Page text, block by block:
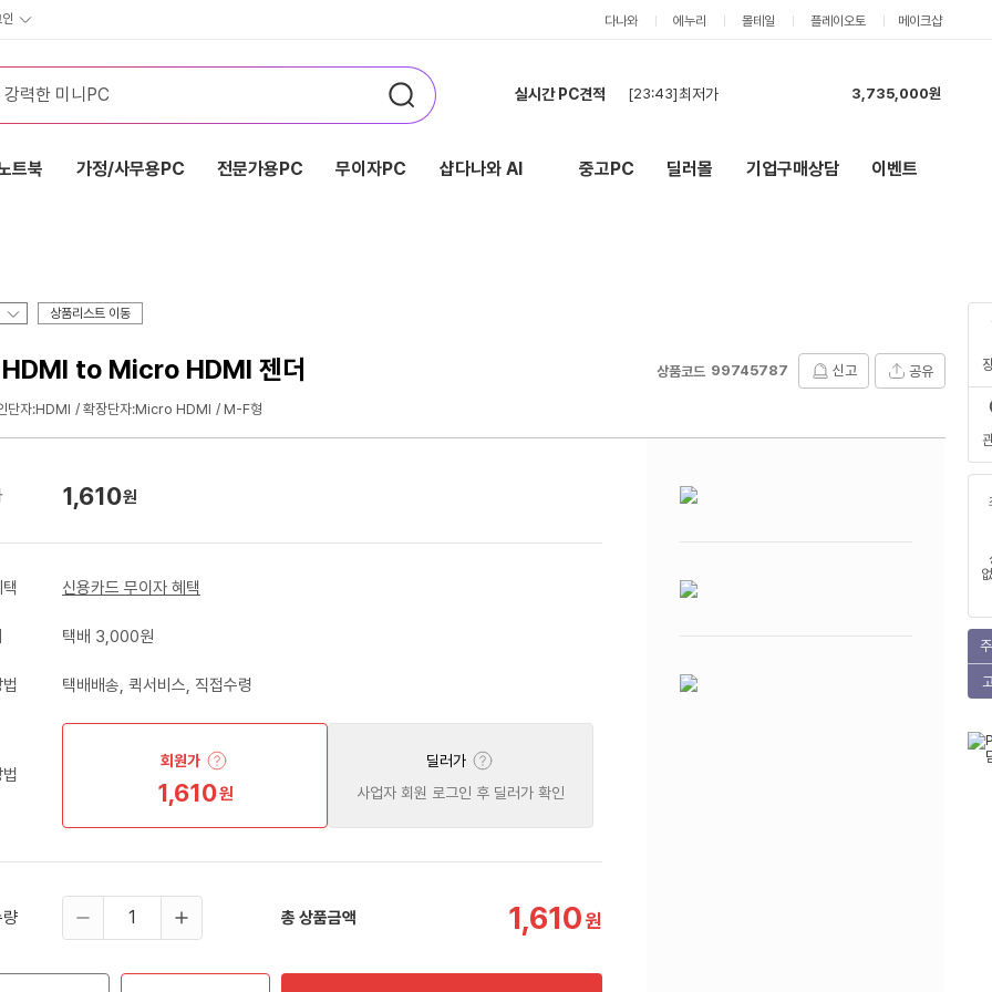
다나와 에누리 몰테일 플레이오토 메이크샵
실시간 PC견적 [23:37]견적신청
1,185,000원
[23:30]세금계산서 필요합니다.
500,000원
3,735,000원
트북 가정/사무용PC 전문가용PC 무이자PC 샵다나와 AI 중고PC 딜러몰 기업구매상담 이벤트
상품리스트 이동
to Micro HDMI 젠더 상품코드 99745787 신고 공유
단자:HDMI 확장단자:Micro HDMI M-F형
1,610원
신용카드 무이자 혜택
택배 3,000원
택배배송, 퀵서비스, 직접수령
회원가
1,610원
딜러가
사업자 회원 로그인 후 딜러가 확인
량 총 상품금액 1,610원